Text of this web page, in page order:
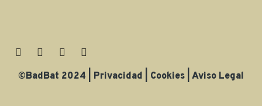
©BadBat 2024 Privacidad Cookies Aviso Legal